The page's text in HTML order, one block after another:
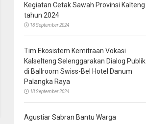
Kegiatan Cetak Sawah Provinsi Kalteng
tahun 2024
18 September 2024
Tim Ekosistem Kemitraan Vokasi
Kalselteng Selenggarakan Dialog Publik
di Ballroom Swiss-Bel Hotel Danum
Palangka Raya
18 September 2024
Agustiar Sabran Bantu Warga